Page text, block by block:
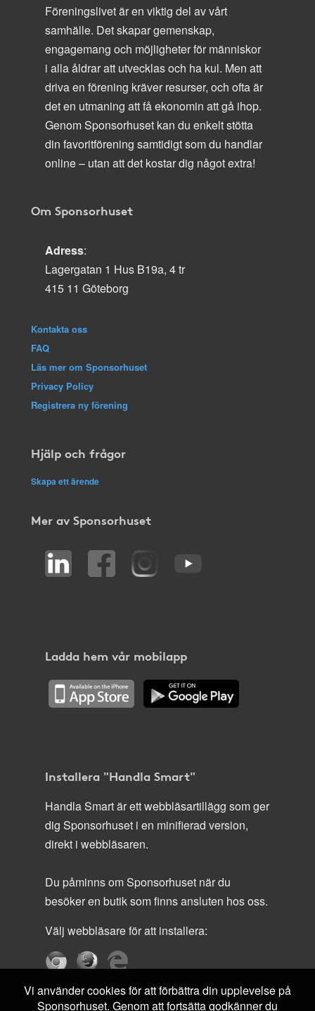
Föreningslivet är en viktig del av vårt
samhälle. Det skapar gemenskap,
engagemang och möjligheter för människor
i alla åldrar att utvecklas och ha kul. Men att
driva en förening kräver resurser, och ofta är
det en utmaning att få ekonomin att gå ihop.
Genom Sponsorhuset kan du enkelt stötta
din favoritförening samtidigt som du handlar
online – utan att det kostar dig något extra!
Om Sponsorhuset
Adress:
Lagergatan 1 Hus B19a, 4 tr
415 11 Göteborg
Kontakta oss
FAQ
Läs mer om Sponsorhuset
Privacy Policy
Registrera ny förening
Hjälp och frågor
Skapa ett ärende
Mer av Sponsorhuset
Ladda hem vår mobilapp
Installera "Handla Smart"
Handla Smart är ett webbläsartillägg som ger
dig Sponsorhuset i en minifierad version,
direkt i webbläsaren.
Du påminns om Sponsorhuset när du
besöker en butik som finns ansluten hos oss.
Välj webbläsare för att installera:
Vi använder cookies för att förbättra din upplevelse på
Sponsorhuset. Genom att fortsätta godkänner du